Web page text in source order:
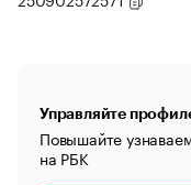
Управляйте
Повышайте
на РБК